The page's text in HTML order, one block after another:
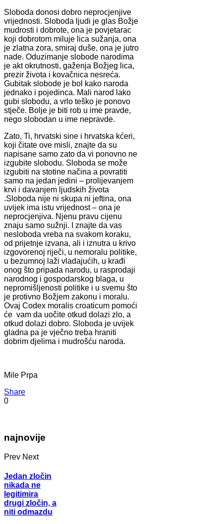
Sloboda donosi dobro neprocjenjive
vrijednosti. Sloboda ljudi je glas Božje
mudrosti i dobrote, ona je povjetarac
koji dobrotom miluje lica sužanja, ona
je zlatna zora, smiraj duše, ona je jutro
nade. Oduzimanje slobode narodima
je akt okrutnosti, gaženja Božjeg lica,
prezir života i kovačnica nesreća.
Gubitak slobode je bol kako naroda
jednako i pojedinca. Mali narod lako
gubi slobodu, a vrlo teško je ponovo
stječe. Bolje je biti rob u ime pravde,
nego slobodan u ime nepravde.
Zato, Ti, hrvatski sine i hrvatska kćeri,
koji čitate ove misli, znajte da su
napisane samo zato da vi ponovno ne
izgubite slobodu. Sloboda se može
izgubiti na stotine načina a povratiti
samo na jedan jedini – prolijevanjem
krvi i davanjem ljudskih života
.Sloboda nije ni skupa ni jeftina, ona
uvijek ima istu vrijednost – ona je
neprocjenjiva. Njenu pravu cijenu
znaju samo sužnji. I znajte da vas
nesloboda vreba na svakom koraku,
od prijetnje izvana, ali i iznutra u krivo
izgovorenoj riječi, u nemoralu politike,
u bezumnoj laži vladajućih, u krađi
onog što pripada narodu, u rasprodaji
narodnog i gospodarskog blaga, u
nepromišljenosti politike i u svemu što
je protivno Božjem zakonu i moralu.
Ovaj Codex moralis croaticum pomoći
će vam da uočite otkud dolazi zlo, a
otkud dolazi dobro. Sloboda je uvijek
gladna pa je vječno treba hraniti
dobrim djelima i mudrošću naroda.
Mile Prpa
Share
0
najnovije
Prev Next
Jedan zločin
nikada ne
legitimira
drugi zločin, a
niti odmazdu